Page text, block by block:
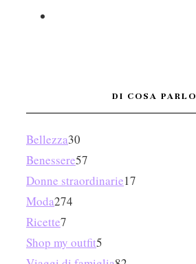
DI COSA PARLO
Bellezza30
Benessere57
Donne straordinarie17
Moda274
Ricette7
Shop my outfit5